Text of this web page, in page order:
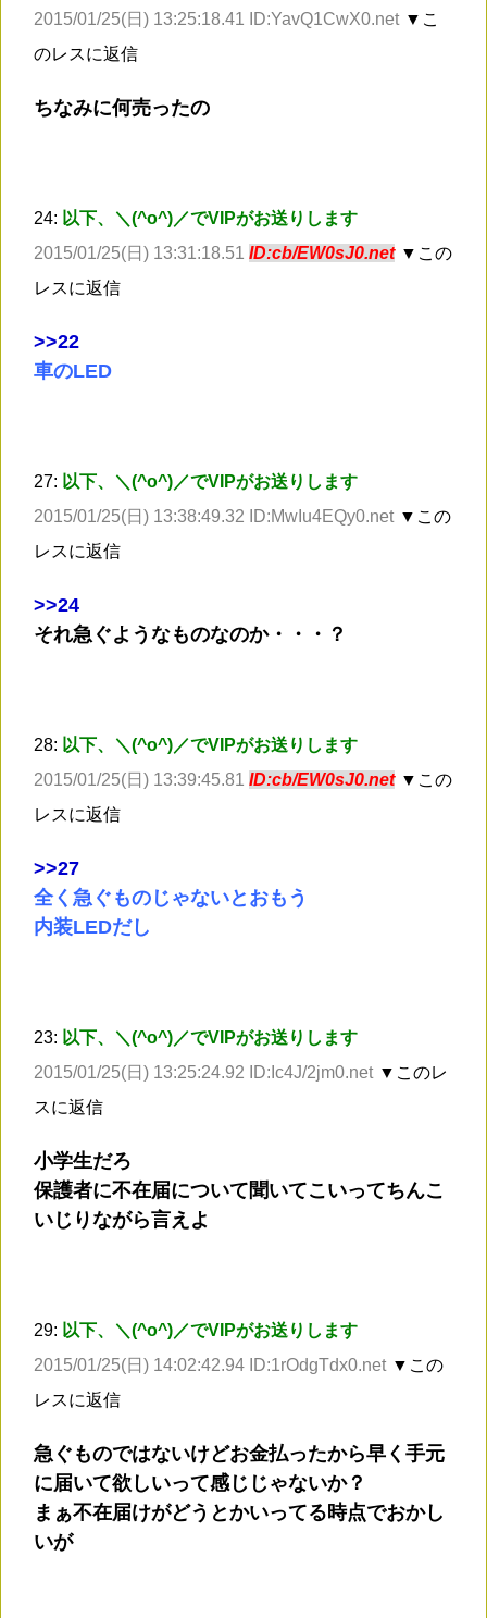
2015/01/25(日) 13:25:18.41 ID:YavQ1CwX0.net ▼こ
のレスに返信
ちなみに何売ったの
24: 以下、＼(^o^)／でVIPがお送りします
2015/01/25(日) 13:31:18.51 ID:cb/EW0sJ0.net ▼この
レスに返信
>>22
車のLED
27: 以下、＼(^o^)／でVIPがお送りします
2015/01/25(日) 13:38:49.32 ID:MwIu4EQy0.net ▼この
レスに返信
>>24
それ急ぐようなものなのか・・・？
28: 以下、＼(^o^)／でVIPがお送りします
2015/01/25(日) 13:39:45.81 ID:cb/EW0sJ0.net ▼この
レスに返信
>>27
全く急ぐものじゃないとおもう
内装LEDだし
23: 以下、＼(^o^)／でVIPがお送りします
2015/01/25(日) 13:25:24.92 ID:Ic4J/2jm0.net ▼このレ
スに返信
小学生だろ
保護者に不在届について聞いてこいってちんこ
いじりながら言えよ
29: 以下、＼(^o^)／でVIPがお送りします
2015/01/25(日) 14:02:42.94 ID:1rOdgTdx0.net ▼この
レスに返信
急ぐものではないけどお金払ったから早く手元
に届いて欲しいって感じじゃないか？
まぁ不在届けがどうとかいってる時点でおかし
いが